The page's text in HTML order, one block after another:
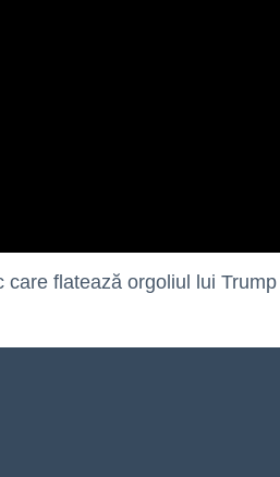
flatează orgoliul lui Trump